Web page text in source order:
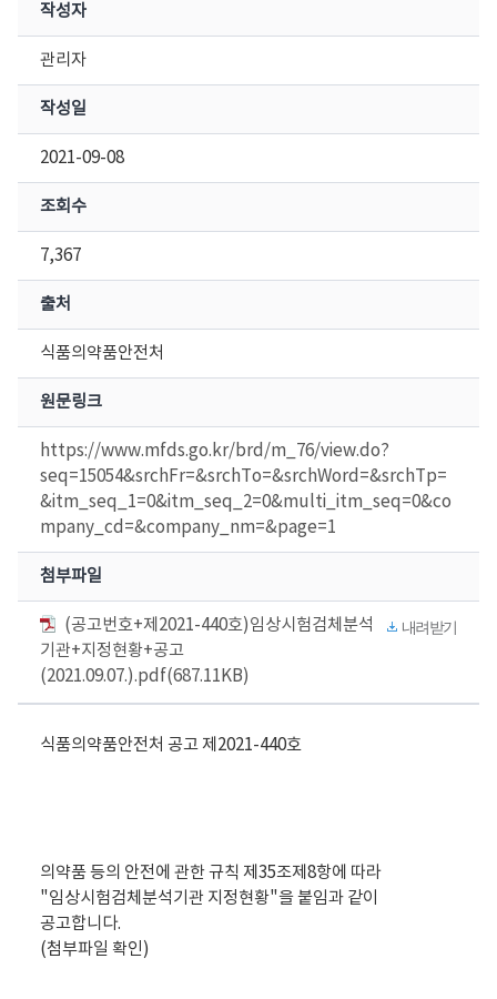
작성자
관리자
작성일
2021-09-08
조회수
7,367
출처
식품의약품안전처
원문링크
https://www.mfds.go.kr/brd/m_76/view.do?
seq=15054&srchFr=&srchTo=&srchWord=&srchTp=
&itm_seq_1=0&itm_seq_2=0&multi_itm_seq=0&co
mpany_cd=&company_nm=&page=1
첨부파일
(공고번호+제2021-440호)임상시험검체분석
기관+지정현황+공고
(2021.09.07.).pdf(687.11KB)
내려받기
식품의약품안전처 공고 제2021-440호
의약품 등의 안전에 관한 규칙 제35조제8항에 따라
"임상시험검체분석기관 지정현황"을 붙임과 같이
공고합니다.
(첨부파일 확인)